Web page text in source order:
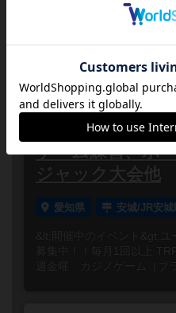
2027年 01月01日
16:52～
【定期開催イベ
イジンデン大会
ゲーム練習、ポ
ジャック大会他
愛知県 安城/JR安
&lt;開催中のイベント&gt;ユ
募集中！！毎月1回以上
週金曜 カジノゲーム（ブ